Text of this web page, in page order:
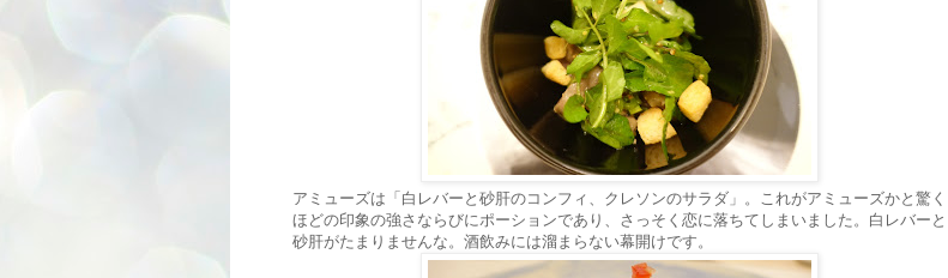
アミューズは「白レバーと砂肝のコンフィ、クレソンのサラダ」。これがアミューズかと驚く
ほどの印象の強さならびにポーションであり、さっそく恋に落ちてしまいました。白レバーと
砂肝がたまりませんな。酒飲みには溜まらない幕開けです。